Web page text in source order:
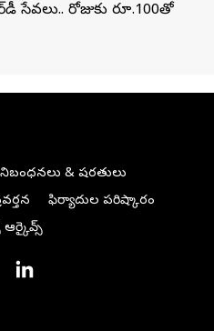
సేవలు.. రోజుకు రూ.100తో
నిబంధనలు & షరతులు
ఫిర్యాదుల పరిష్కారం